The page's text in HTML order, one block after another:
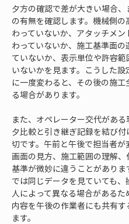
夕方の確認で差が大きい場合、
の有無を確認します。機械側の
わっていないか、アタッチメン
わっていないか、施工基準面の
ていないか、表示単位や許容範
いないかを見ます。こうした設
に一度変わると、その後の施工
る場合があります。
また、オペレーター交代があ
夕比較と引き継ぎ記録を結び
切です。午前と午後で担当者が
画面の見方、施工範囲の理解
基準が微妙に違うことがありま
では同じデータを見ていても、
人によって異なる場合があるた
内容を午後の作業者にも共有す
ます。